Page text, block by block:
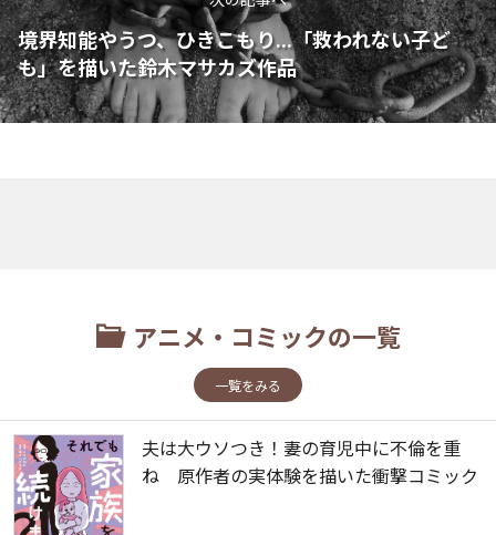
境界知能やうつ、ひきこもり...「救われない子ど
も」を描いた鈴木マサカズ作品
アニメ・コミックの一覧
一覧をみる
夫は大ウソつき！妻の育児中に不倫を重
ね 原作者の実体験を描いた衝撃コミック